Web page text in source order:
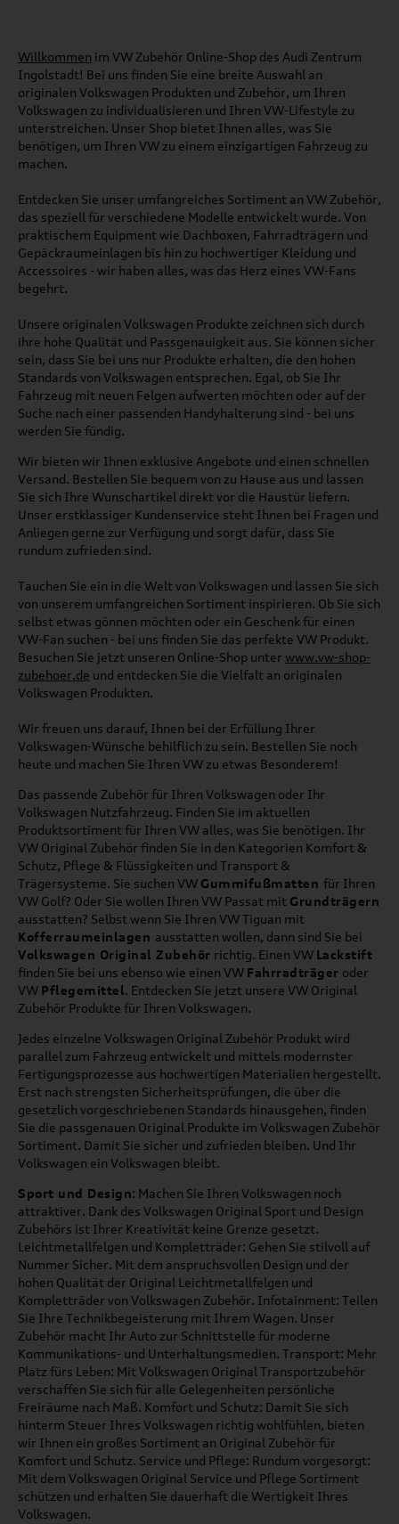
Willkommen im VW Zubehör Online-Shop des Audi Zentrum
Ingolstadt! Bei uns finden Sie eine breite Auswahl an
originalen Volkswagen Produkten und Zubehör, um Ihren
Volkswagen zu individualisieren und Ihren VW-Lifestyle zu
unterstreichen. Unser Shop bietet Ihnen alles, was Sie
benötigen, um Ihren VW zu einem einzigartigen Fahrzeug zu
machen.
Entdecken Sie unser umfangreiches Sortiment an VW Zubehör,
das speziell für verschiedene Modelle entwickelt wurde. Von
praktischem Equipment wie Dachboxen, Fahrradträgern und
Gepäckraumeinlagen bis hin zu hochwertiger Kleidung und
Accessoires - wir haben alles, was das Herz eines VW-Fans
begehrt.
Unsere originalen Volkswagen Produkte zeichnen sich durch
ihre hohe Qualität und Passgenauigkeit aus. Sie können sicher
sein, dass Sie bei uns nur Produkte erhalten, die den hohen
Standards von Volkswagen entsprechen. Egal, ob Sie Ihr
Fahrzeug mit neuen Felgen aufwerten möchten oder auf der
Suche nach einer passenden Handyhalterung sind - bei uns
werden Sie fündig.
Wir bieten wir Ihnen exklusive Angebote und einen schnellen
Versand. Bestellen Sie bequem von zu Hause aus und lassen
Sie sich Ihre Wunschartikel direkt vor die Haustür liefern.
Unser erstklassiger Kundenservice steht Ihnen bei Fragen und
Anliegen gerne zur Verfügung und sorgt dafür, dass Sie
rundum zufrieden sind.
Tauchen Sie ein in die Welt von Volkswagen und lassen Sie sich
von unserem umfangreichen Sortiment inspirieren. Ob Sie sich
selbst etwas gönnen möchten oder ein Geschenk für einen
VW-Fan suchen - bei uns finden Sie das perfekte VW Produkt.
Besuchen Sie jetzt unseren Online-Shop unter www.vw-shop-
zubehoer.de und entdecken Sie die Vielfalt an originalen
Volkswagen Produkten.
Wir freuen uns darauf, Ihnen bei der Erfüllung Ihrer
Volkswagen-Wünsche behilflich zu sein. Bestellen Sie noch
heute und machen Sie Ihren VW zu etwas Besonderem!
Das passende Zubehör für Ihren Volkswagen oder Ihr
Volkswagen Nutzfahrzeug. Finden Sie im aktuellen
Produktsortiment für Ihren VW alles, was Sie benötigen. Ihr
VW Original Zubehör finden Sie in den Kategorien Komfort &
Schutz, Pflege & Flüssigkeiten und Transport &
Trägersysteme. Sie suchen VW Gummifußmatten für Ihren
VW Golf? Oder Sie wollen Ihren VW Passat mit Grundträgern
ausstatten? Selbst wenn Sie Ihren VW Tiguan mit
Kofferraumeinlagen ausstatten wollen, dann sind Sie bei
Volkswagen Original Zubehör richtig. Einen VW Lackstift
finden Sie bei uns ebenso wie einen VW Fahrradträger oder
VW Pflegemittel. Entdecken Sie jetzt unsere VW Original
Zubehör Produkte für Ihren Volkswagen.
Jedes einzelne Volkswagen Original Zubehör Produkt wird
parallel zum Fahrzeug entwickelt und mittels modernster
Fertigungsprozesse aus hochwertigen Materialien hergestellt.
Erst nach strengsten Sicherheitsprüfungen, die über die
gesetzlich vorgeschriebenen Standards hinausgehen, finden
Sie die passgenauen Original Produkte im Volkswagen Zubehör
Sortiment. Damit Sie sicher und zufrieden bleiben. Und Ihr
Volkswagen ein Volkswagen bleibt.
Sport und Design: Machen Sie Ihren Volkswagen noch
attraktiver. Dank des Volkswagen Original Sport und Design
Zubehörs ist Ihrer Kreativität keine Grenze gesetzt.
Leichtmetallfelgen und Kompletträder: Gehen Sie stilvoll auf
Nummer Sicher. Mit dem anspruchsvollen Design und der
hohen Qualität der Original Leichtmetallfelgen und
Kompletträder von Volkswagen Zubehör. Infotainment: Teilen
Sie Ihre Technikbegeisterung mit Ihrem Wagen. Unser
Zubehör macht Ihr Auto zur Schnittstelle für moderne
Kommunikations- und Unterhaltungsmedien. Transport: Mehr
Platz fürs Leben: Mit Volkswagen Original Transportzubehör
verschaffen Sie sich für alle Gelegenheiten persönliche
Freiräume nach Maß. Komfort und Schutz: Damit Sie sich
hinterm Steuer Ihres Volkswagen richtig wohlfühlen, bieten
wir Ihnen ein großes Sortiment an Original Zubehör für
Komfort und Schutz. Service und Pflege: Rundum vorgesorgt:
Mit dem Volkswagen Original Service und Pflege Sortiment
schützen und erhalten Sie dauerhaft die Wertigkeit Ihres
Volkswagen.